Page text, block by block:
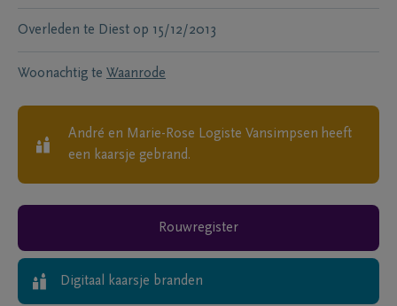
Overleden te Diest op 15/12/2013
Woonachtig te Waanrode
André en Marie-Rose Logiste Vansimpsen heeft
een kaarsje gebrand.
Rouwregister
Digitaal kaarsje branden